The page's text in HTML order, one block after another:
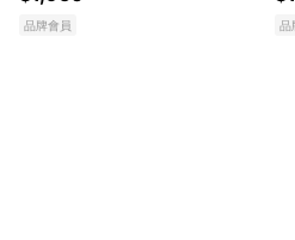
生日禮物
品牌會員 品